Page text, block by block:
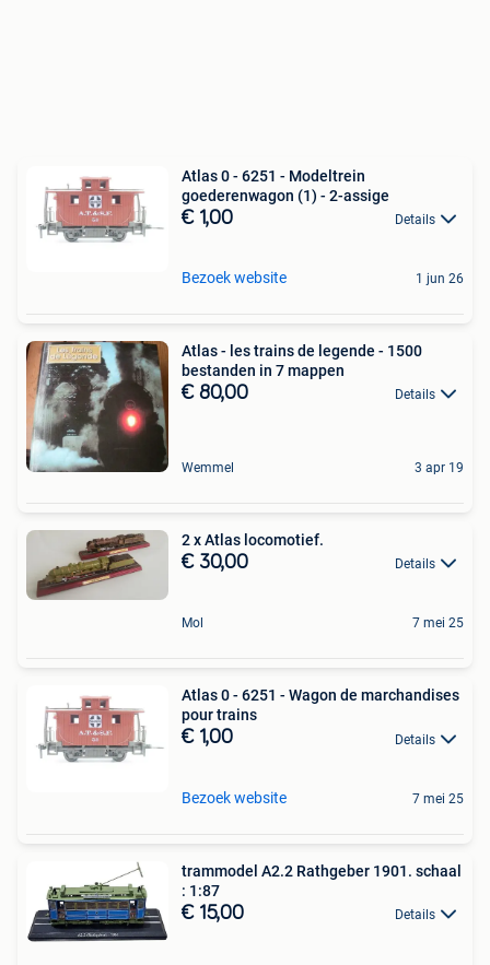
Atlas 0 - 6251 - Modeltrein
goederenwagon (1) - 2-assige
€ 1,00 Details
Bezoek website 1 jun 26
Atlas - les trains de legende - 1500
bestanden in 7 mappen
€ 80,00 Details
Wemmel 3 apr 19
2 x Atlas locomotief.
€ 30,00 Details
Mol 7 mei 25
Atlas 0 - 6251 - Wagon de marchandises
pour trains
€ 1,00 Details
Bezoek website 7 mei 25
trammodel A2.2 Rathgeber 1901. schaal
: 1:87
€ 15,00 Details